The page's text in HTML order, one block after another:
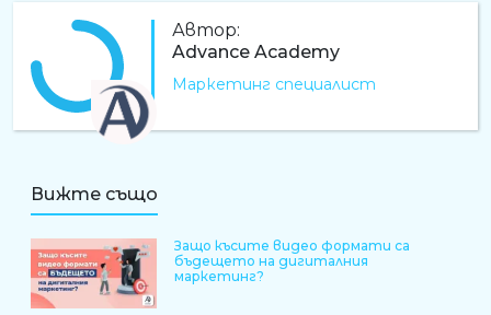
AA
Автор:
Advance Academy
Маркетинг специалист
Вижте също
Защо късите видео формати са
бъдещето на дигиталния
маркетинг?